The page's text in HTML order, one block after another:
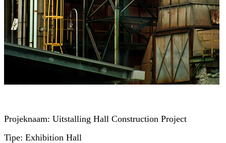
Projeknaam: Uitstalling Hall Construction Project
Tipe: Exhibition Hall